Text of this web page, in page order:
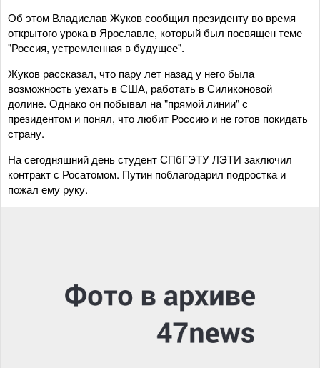
Об этом Владислав Жуков сообщил президенту во время
открытого урока в Ярославле, который был посвящен теме
"Россия, устремленная в будущее".
Жуков рассказал, что пару лет назад у него была
возможность уехать в США, работать в Силиконовой
долине. Однако он побывал на "прямой линии" с
президентом и понял, что любит Россию и не готов покидать
страну.
На сегодняшний день студент СПбГЭТУ ЛЭТИ заключил
контракт с Росатомом. Путин поблагодарил подростка и
пожал ему руку.